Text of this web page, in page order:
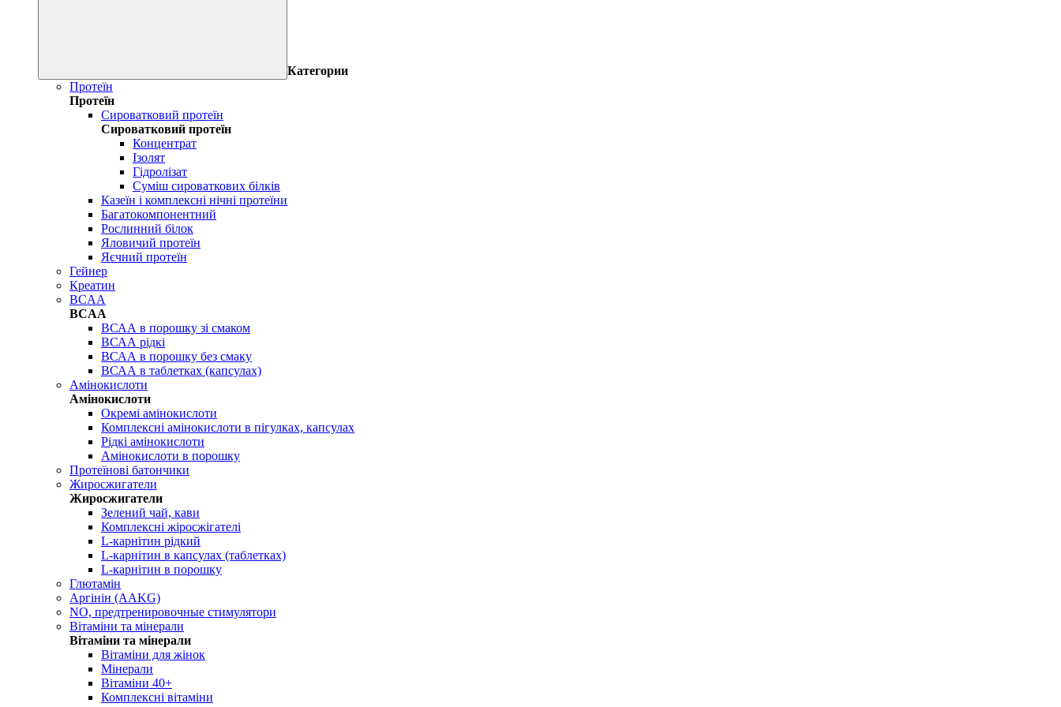
Категории
Протеїн
Протеїн
Сироватковий протеїн
Сироватковий протеїн
Концентрат
Ізолят
Гідролізат
Суміш сироваткових білків
Казеїн і комплексні нічні протеїни
Багатокомпонентний
Рослинний білок
Яловичий протеїн
Яєчний протеїн
Гейнер
Креатин
BCAA
BCAA
ВСАА в порошку зі смаком
ВСАА рідкі
ВСАА в порошку без смаку
ВСАА в таблетках (капсулах)
Амінокислоти
Амінокислоти
Окремі амінокислоти
Комплексні амінокислоти в пігулках, капсулах
Рідкі амінокислоти
Амінокислоти в порошку
Протеїнові батончики
Жиросжигатели
Жиросжигатели
Зелений чай, кави
Комплексні жіросжігателі
L-карнітин рідкий
L-карнітин в капсулах (таблетках)
L-карнітин в порошку
Глютамін
Аргінін (AAKG)
NO, предтренировочные стимулятори
Вітаміни та мінерали
Вітаміни та мінерали
Вітаміни для жінок
Мінерали
Вітаміни 40+
Комплексні вітаміни